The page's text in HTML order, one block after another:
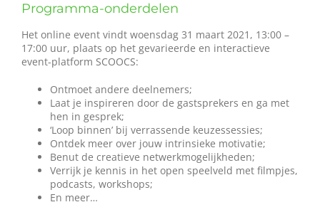
Programma-onderdelen
Het online event vindt woensdag 31 maart 2021, 13:00 –
17:00 uur, plaats op het gevarieerde en interactieve
event-platform SCOOCS:
Ontmoet andere deelnemers;
Laat je inspireren door de gastsprekers en ga met
hen in gesprek;
‘Loop binnen’ bij verrassende keuzessessies;
Ontdek meer over jouw intrinsieke motivatie;
Benut de creatieve netwerkmogelijkheden;
Verrijk je kennis in het open speelveld met filmpjes,
podcasts, workshops;
En meer…